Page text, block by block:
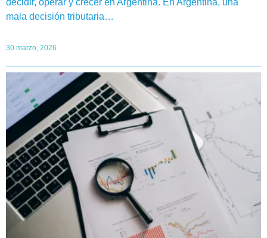
mala decisión tributaria…
30 marzo, 2026